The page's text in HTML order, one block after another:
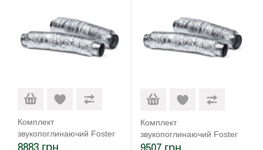
Комплект
звукопоглинаючий Foster
9700 602
8883 грн.
Комплект
звукопоглинаючий Foster
9700 603